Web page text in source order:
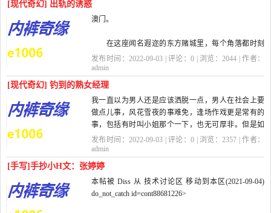
[现代奇幻] 出轨的诱惑
澳门。
在这座闻名遐迩的东方赌城里，每个角落都时刻
充满着纸醉金迷的诱惑。夜幕降临，白炽的夕阳终于
隐身于暗夜，却没有带走光芒和燥热。辉煌的灯火如
同阳光一样明媚，刺破黑...
发布时间：2022-09-03 | 评论：0 | 浏览：2044 | 作者：
admin
[现代奇幻] 钓到的熟女经理
我一直以为男人还是应该洒脱一点，男人在社会上要
做点儿事，风花雪夜的事难免，逢场作戏更是常有的
事，包括有时叫小姐那个一下，也无可厚非。但是如
果玩女人多了，会带来一个问题：就是会...
发布时间：2022-09-03 | 评论：0 | 浏览：2357 | 作者：
admin
[手写]手抄小H文：张婷婷
本帖被 Diss 从 技术讨论区 移动到本区(2021-09-04)
do_not_catch id=cont88681226>